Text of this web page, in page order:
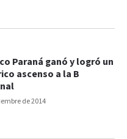
de 2014
Paraná ganó y logró un
ascenso a la B